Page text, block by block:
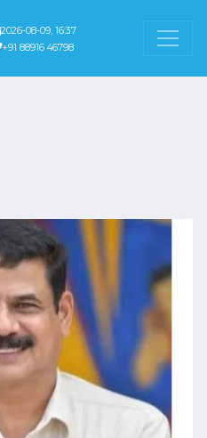
2026-08-09, 16:37
+91 88916 46798